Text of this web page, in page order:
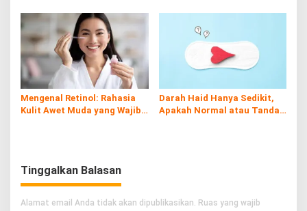
Cara Pencegahannya
Mengenal Retinol: Rahasia
Kulit Awet Muda yang Wajib
Darah Haid Hanya Sedikit,
Apakah Normal atau Tanda
Tinggalkan Balasan
Alamat email Anda tidak akan dipublikasikan. Ruas yang wajib